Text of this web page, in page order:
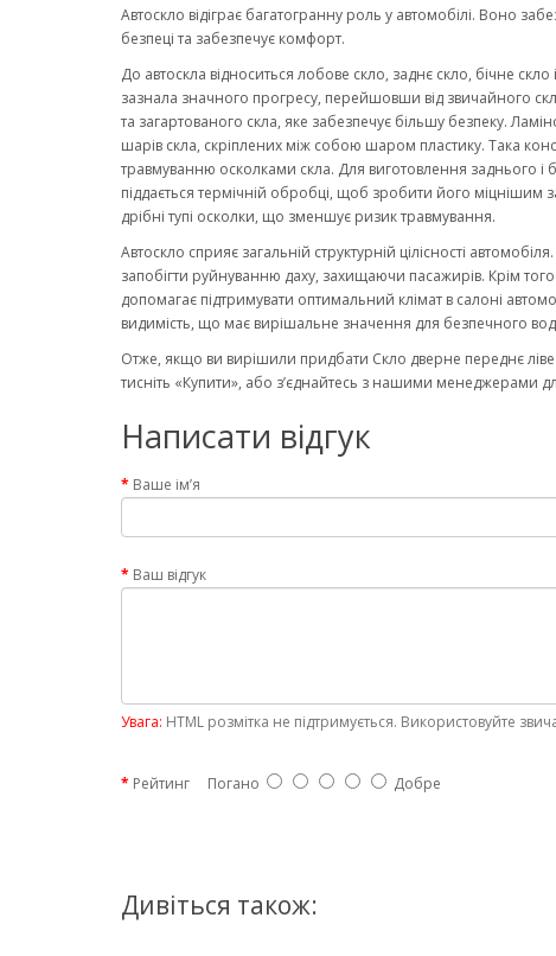
Автоскло відіграє багатогранну роль у автомобілі. Воно
безпеці та забезпечує комфорт.
До автоскла відноситься лобове скло, заднє скло, бічне
зазнала значного прогресу, перейшовши від звичайного
та загартованого скла, яке забезпечує більшу безпеку.
шарів скла, скріплених між собою шаром пластику. Така
травмуванню осколками скла. Для виготовлення заднього і
піддається термічній обробці, щоб зробити його міцнішим
дрібні тупі осколки, що зменшує ризик травмування.
Автоскло сприяє загальній структурній цілісності
запобігти руйнуванню даху, захищаючи пасажирів. Крім
допомагає підтримувати оптимальний клімат в салоні
видимість, що має вирішальне значення для безпечного
Отже, якщо ви вирішили придбати Скло дверне переднє ліве
тисніть «Купити», або з’єднайтесь з нашими менеджерами
Написати відгук
Ваше ім’я
Ваш відгук
Увага: HTML розмітка не підтримується. Використовуйте
Рейтинг Погано Добре
Дивіться також: